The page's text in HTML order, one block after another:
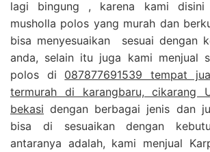
lagi bingung , karena kami disini
musholla polos yang murah dan
bisa menyesuaikan sesuai dengan
anda, selain itu juga kami menjual
polos di 087877691539 tempat
termurah di karangbaru, cikarang
bekasi dengan berbagai jenis dan
bisa di sesuaikan dengan
antaranya adalah, kami menjual